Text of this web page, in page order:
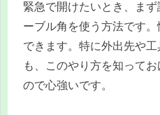
緊急で開けたいとき、ま
ーブル角を使う方法です
できます。特に外出先や
も、このやり方を知って
ので心強いです。